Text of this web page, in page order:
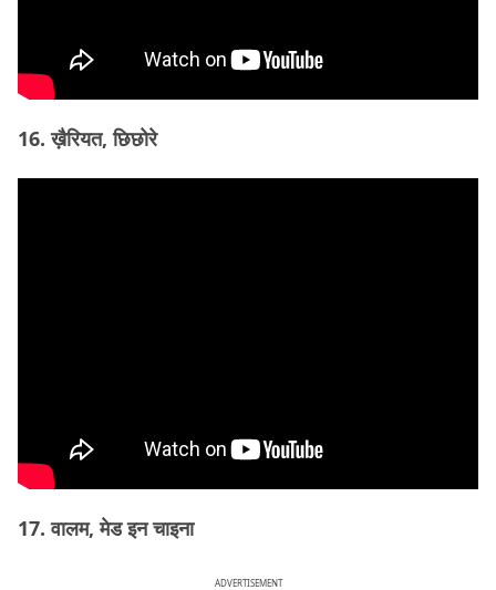
16. ख़ैरियत, छिछोरे
17. वालम, मेड इन चाइना
ADVERTISEMENT